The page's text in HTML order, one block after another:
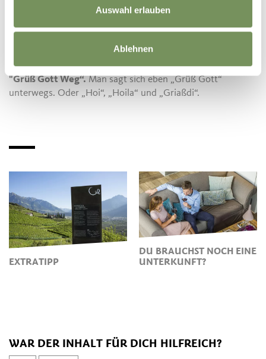
Auswahl erlauben
Ablehnen
Einheimischen gleichermaßen beliebt ist, trifft man
unterwegs immer wieder auf gleichgesinnte Wandersleute.
dazugehört wie der Speck und das Schüttelbrot zur
Marende, nennt man den Marlinger Waalweg auch den
"Grüß Gott Weg“. Man sagt sich eben „Grüß Gott“
unterwegs. Oder „Hoi“, „Hoila“ und „Griaßdi“.
EXTRATIPP
DU BRAUCHST NOCH EINE
UNTERKUNFT?
WAR DER INHALT FÜR DICH HILFREICH?